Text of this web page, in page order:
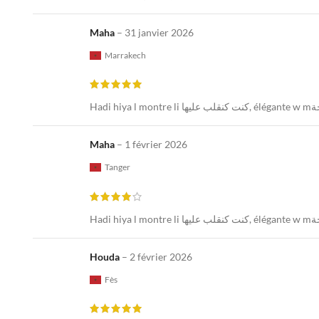
Maha – 31 janvier 2026
Marrakech
Maha – 1 février 2026
Tanger
Houda – 2 février 2026
Fès